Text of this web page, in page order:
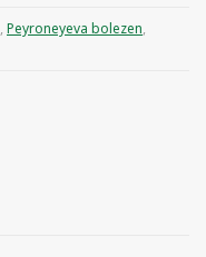
, Peyroneyeva bolezen,